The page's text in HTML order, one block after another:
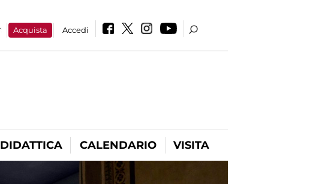
Acquista Accedi
DIDATTICA CALENDARIO VISITA